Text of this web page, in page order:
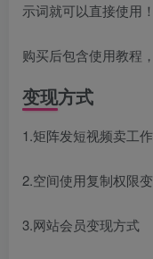
示词就可以直接使用！
购买后包含使用教程
变现方式
1.矩阵发短视频卖工
2.空间使用复制权限
3.网站会员变现方式